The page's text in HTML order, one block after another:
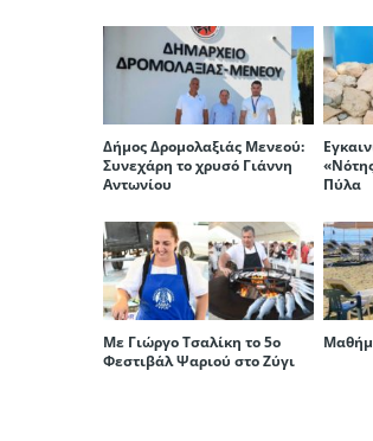
Δήμος Δρομολαξιάς Μενεού:
Συνεχάρη το χρυσό Γιάννη
Αντωνίου
Πύλα
Με Γιώργο Τσαλίκη το 5ο
Φεστιβάλ Ψαριού στο Ζύγι